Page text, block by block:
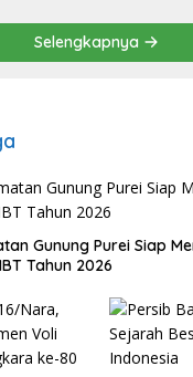
Selengkapnya
Gunung Purei Siap
Tahun 2026